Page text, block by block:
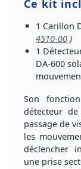
Ce kit
1 Carillon
4510-00 )
1
DA-600
Son
détecteur
passage de
les
déclencher
une prise